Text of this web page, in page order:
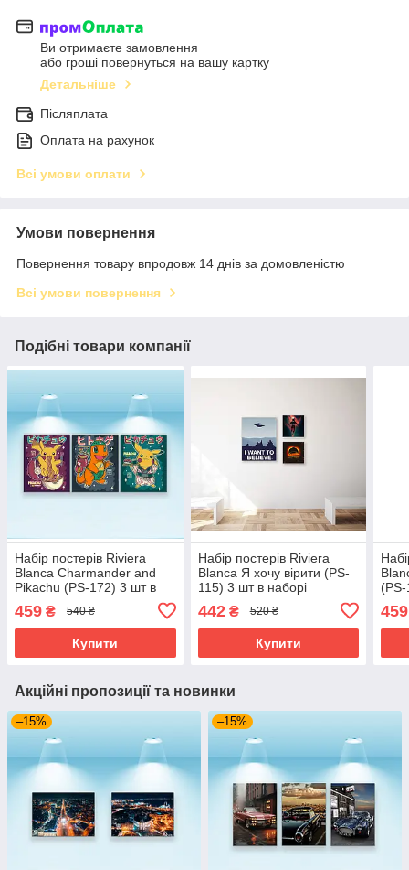
Ви отримаєте замовлення
або гроші повернуться на вашу картку
Детальніше
Післяплата
Оплата на рахунок
Всі умови оплати
Умови повернення
Повернення товару впродовж 14 днів за домовленістю
Всі умови повернення
Подібні товари компанії
Набір постерів Riviera
Blanca Charmander and
Pikachu (PS-172) 3 шт в
459 ₴ 540 ₴
Купити
Набір постерів Riviera
Blanca Я хочу вірити (PS-
115) 3 шт в наборі
442₴ 520 ₴
Купити
459
Акційні пропозиції та новинки
–15% –15%